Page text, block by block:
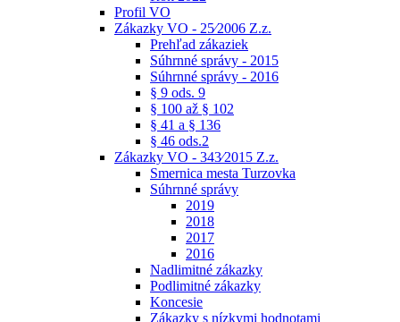
Profil VO
Zákazky VO - 25⁄2006 Z.z.
Prehľad zákaziek
Súhrnné správy - 2015
Súhrnné správy - 2016
§ 9 ods. 9
§ 100 až § 102
§ 41 a § 136
§ 46 ods.2
Zákazky VO - 343⁄2015 Z.z.
Smernica mesta Turzovka
Súhrnné správy
2019
2018
2017
2016
Nadlimitné zákazky
Podlimitné zákazky
Koncesie
Zákazky s nízkymi hodnotami